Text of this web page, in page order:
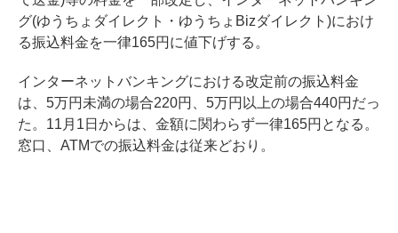
グ(ゆうちょダイレクト・ゆうちょBizダイレクト)におけ
る振込料金を一律165円に値下げする。
インターネットバンキングにおける改定前の振込料金
は、5万円未満の場合220円、5万円以上の場合440円だっ
た。11月1日からは、金額に関わらず一律165円となる。
窓口、ATMでの振込料金は従来どおり。